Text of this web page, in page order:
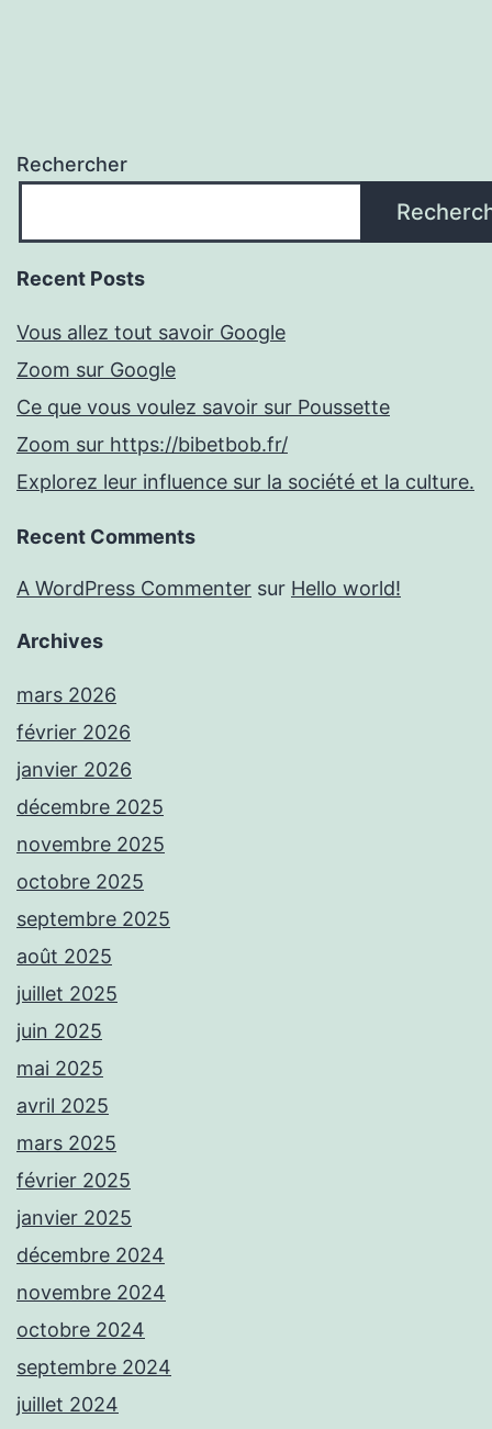
Rechercher
Recent Posts
Vous allez tout savoir Google
Zoom sur Google
Ce que vous voulez savoir sur Poussette
Zoom sur https://bibetbob.fr/
Explorez leur influence sur la société et la culture.
Recent Comments
A WordPress Commenter sur Hello world!
Archives
mars 2026
février 2026
janvier 2026
décembre 2025
novembre 2025
octobre 2025
septembre 2025
août 2025
juillet 2025
juin 2025
mai 2025
avril 2025
mars 2025
février 2025
janvier 2025
décembre 2024
novembre 2024
octobre 2024
septembre 2024
juillet 2024